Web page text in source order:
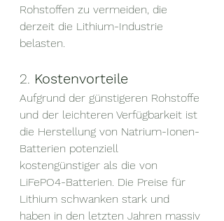
Rohstoffen zu vermeiden, die
derzeit die Lithium-Industrie
belasten.
2. Kostenvorteile
Aufgrund der günstigeren Rohstoffe
und der leichteren Verfügbarkeit ist
die Herstellung von Natrium-Ionen-
Batterien potenziell
kostengünstiger als die von
LiFePO4-Batterien. Die Preise für
Lithium schwanken stark und
haben in den letzten Jahren massiv